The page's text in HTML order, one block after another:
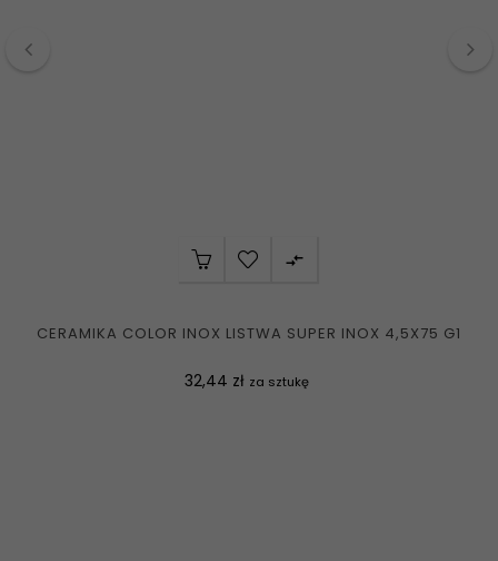

CERAMIKA COLOR INOX LISTWA SUPER INOX 4,5X75 G1
Cena
32,44 zł za sztukę